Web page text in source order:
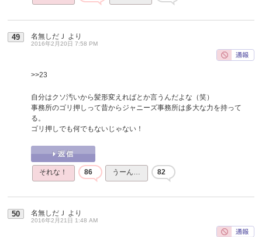
49 名無しだＪ より
2016年2月20日 7:58 PM
>>23
自分はクソ汚いから髪形変えればとか言うんだよな（笑）
事務所のゴリ押しって昔からジャニーズ事務所は多大な力を持って
る。
ゴリ押しでも何でもないじゃない！
それな！ 86 うーん… 82
50 名無しだＪ より
2016年2月21日 1:48 AM